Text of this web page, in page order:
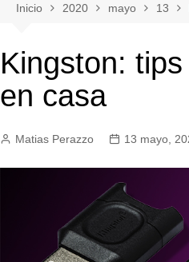
Negocios
Lifestyle
Motores
Empresas y Negocios
Automotos
Espectáculos
Trendy News
LifeStyle
Inicio 2020 mayo 13
Kingston:
en casa
Matias Perazzo 13 mayo,